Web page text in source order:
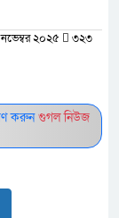
২০২৫
৩২৩
করুনগুগল নিউজ